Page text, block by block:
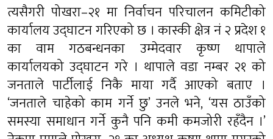
त्यसैगरी पोखरा–२१ मा निर्वाचन परिचालन कमिटीको
कार्यालय उद्घाटन गरिएको छ । कास्की क्षेत्र नं २ प्रदेश १
का वाम गठबन्धनका उम्मेदवार कृष्ण थापाले
कार्यालयको उद्घाटन गरे । थापाले वडा नम्बर २१ को
जनताले पार्टीलाई निकै माया गर्दै आएको बताए ।
‘जनताले चाहेको काम गर्ने छु’ उनले भने, ‘यस ठाउँको
समस्या समाधान गर्ने कुनै पनि कमी कमजोरी रहँदैन ।’